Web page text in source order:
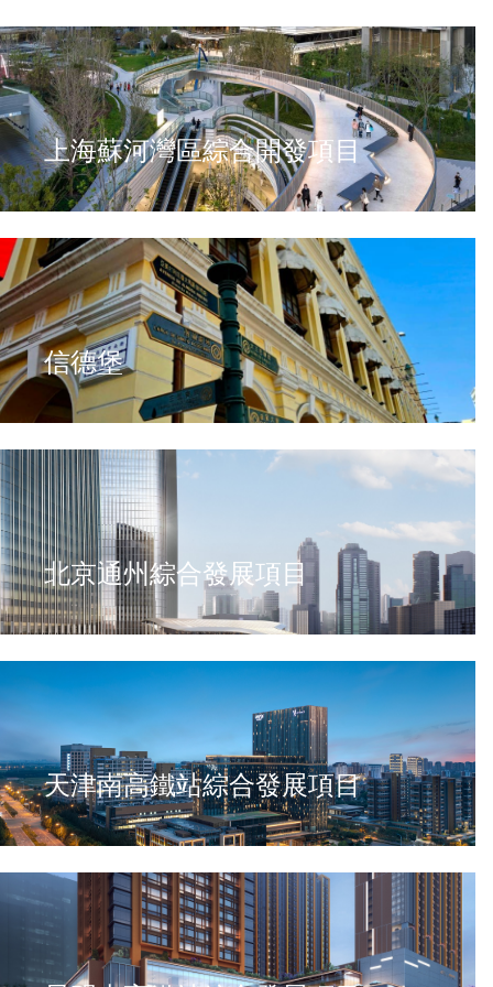
上海蘇河灣區綜合開發項目
信德堡
北京通州綜合發展項目
天津南高鐵站綜合發展項目